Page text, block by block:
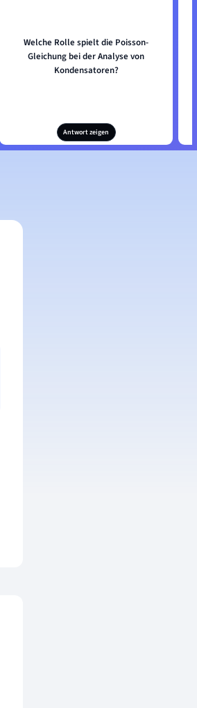
Welche Rolle spielt die Poisson-
Gleichung bei der Analyse von
Kondensatoren?
Antwort zeigen